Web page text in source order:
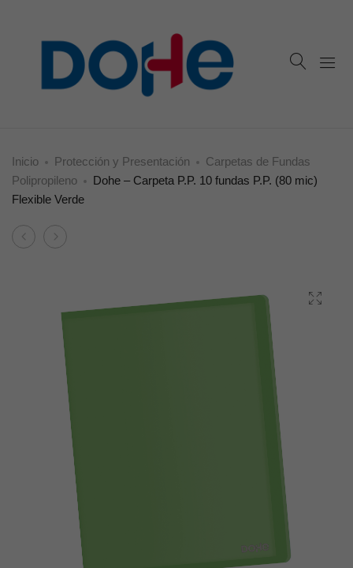
Inicio Protección y Presentación
Carpetas de Fundas
Polipropileno
Dohe – Carpeta P.P. 10 fundas P.P. (80 mic)
Flexible Verde
Product
Dohe
fundas
Flexible
Dohe
P.P.
10
fundas
P.P.
(80
mic)
Flexible
Naranja